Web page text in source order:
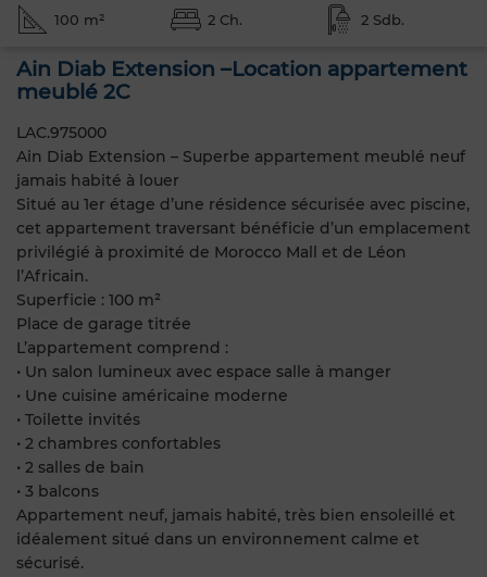
100 m² 2 Ch. 2 Sdb.
Ain Diab Extension –Location appartement
meublé 2C
LAC.975000
Ain Diab Extension – Superbe appartement meublé neuf
jamais habité à louer
Situé au 1er étage d’une résidence sécurisée avec piscine,
cet appartement traversant bénéficie d’un emplacement
privilégié à proximité de Morocco Mall et de Léon
l’Africain.
Superficie : 100 m²
Place de garage titrée
L’appartement comprend :
• Un salon lumineux avec espace salle à manger
• Une cuisine américaine moderne
• Toilette invités
• 2 chambres confortables
• 2 salles de bain
• 3 balcons
Appartement neuf, jamais habité, très bien ensoleillé et
idéalement situé dans un environnement calme et
sécurisé.